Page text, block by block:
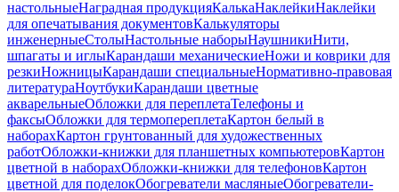
настольныеНаградная продукцияКалькаНаклейкиНаклейки
для опечатывания документовКалькуляторы
инженерныеСтолыНастольные наборыНаушникиНити,
шпагаты и иглыКарандаши механическиеНожи и коврики для
резкиНожницыКарандаши специальныеНормативно-правовая
литератураНоутбукиКарандаши цветные
акварельныеОбложки для переплетаТелефоны и
факсыОбложки для термопереплетаКартон белый в
наборахКартон грунтованный для художественных
работОбложки-книжки для планшетных компьютеровКартон
цветной в наборахОбложки-книжки для телефоновКартон
цветной для поделокОбогреватели масляныеОбогреватели-